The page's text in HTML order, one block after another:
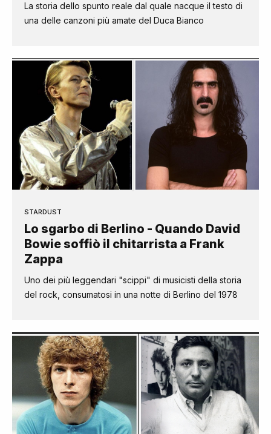
La storia dello spunto reale dal quale nacque il testo di
una delle canzoni più amate del Duca Bianco
STARDUST
Lo sgarbo di Berlino - Quando David
Bowie soffiò il chitarrista a Frank
Zappa
Uno dei più leggendari "scippi" di musicisti della storia
del rock, consumatosi in una notte di Berlino del 1978